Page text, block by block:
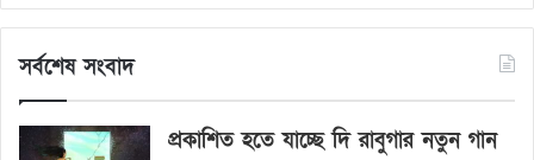
সর্বশেষ সংবাদ
প্রকাশিত হতে যাচ্ছে দি রাবুগার নতুন গান